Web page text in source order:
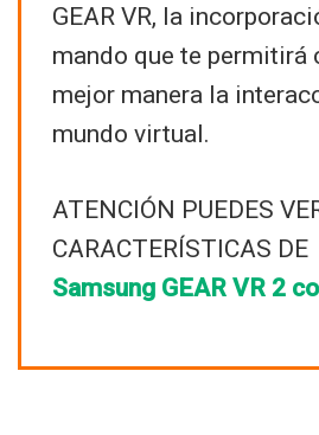
GEAR VR, la
mando que te permitirá
mejor manera la
mundo virtual.
ATENCIÓN PUEDES
CARACTERÍSTICAS DE
Samsung GEAR VR 2